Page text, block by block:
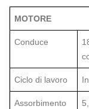
MOTORE
Conduce
Ciclo di lavoro
Assorbimento